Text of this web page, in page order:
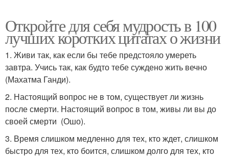
Откройте для себя мудрость в 100
лучших коротких цитатах о жизни
1. Живи так, как если бы тебе предстояло умереть
завтра. Учись так, как будто тебе суждено жить вечно
(Махатма Ганди).
2. Настоящий вопрос не в том, существует ли жизнь
после смерти. Настоящий вопрос в том, живы ли вы до
своей смерти (Ошо).
3. Время слишком медленно для тех, кто ждет, слишком
быстро для тех, кто боится, слишком долго для тех, кто